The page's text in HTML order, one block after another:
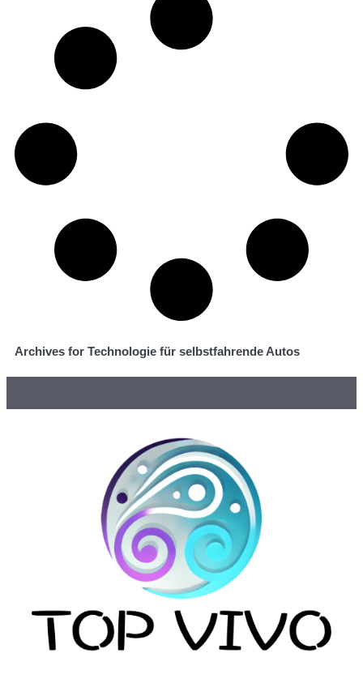
Archives for Technologie für selbstfahrende Autos